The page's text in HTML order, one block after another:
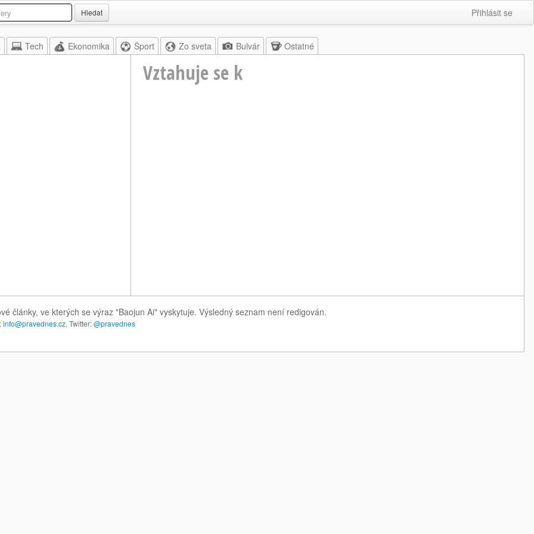
Hledat Přihlásit se
Tech Ekonomika Šport Zo sveta Bulvár Ostatné
Vztahuje se k
články, ve kterých se výraz "Baojun Ai" vyskytuje. Výsledný seznam není redigován.
info@pravednes.cz, Twitter:@pravednes